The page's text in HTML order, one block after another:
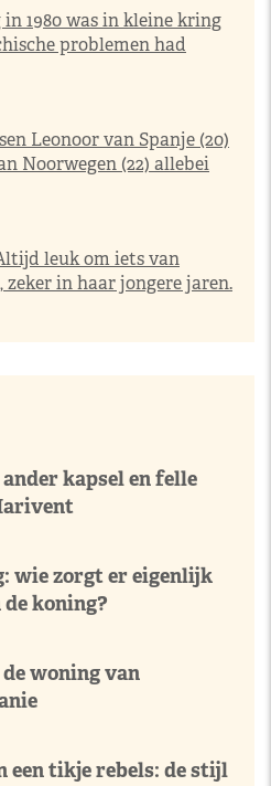
1980 was in kleine kring
problemen had
Leonoor van Spanje (20)
Noorwegen (22) allebei
leuk om iets van
in haar jongere jaren.
kapsel en felle
wie zorgt er eigenlijk
koning?
woning van
een tikje rebels: de stijl